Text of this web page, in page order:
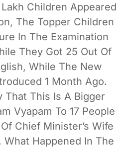
Children Appeared
The Topper Children
In The Examination
They Got 25 Out Of
While The New
1 Month Ago.
That This Is A Bigger
Vyapam To 17 People
Chief Minister’s Wife
What Happened In The